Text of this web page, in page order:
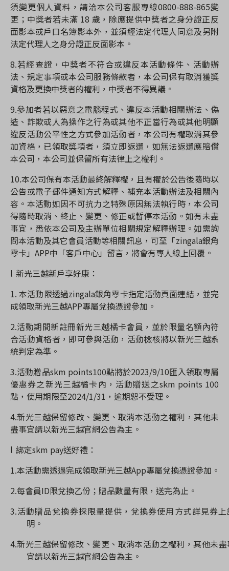
須變更個人資料，請洽本公司客服專線0800-888-865變
更；中獎者若未滿 18 歲，除應提供中獎者之身分證正反
面影本或戶口名簿影本外，並須經法定代理人同意及另附
法定代理人之身分證正反面影本。
8.若經查證，中獎者不符合或違反本活動條件、活動辦
法、規定事項或本公司服務條款者，本公司保有取消獲獎
資格及更換中獎者的權利，中獎者不得異議。
9.參加者若以惡意之電腦程式、違反本活動相關辦法、偽
造、詐欺或人為操作之行為或其他不正當行為或其他明顯
違反活動公平性之方式參加活動者，本公司有權取消其參
加資格，已領取獎項者，須立即返還，如無法返還應賠償
本公司，本公司並保留所有法律上之權利。
10.本公司保有本活動最終解釋權，且有權於公告後隨時以
公告或電子郵件通知方式解釋、補充本活動辦法及相關內
容。本活動如因不可抗力之特殊原因無法執行時，本公司
得隨時取消、終止、變更、修正或暫停本活動。如有未盡
事宜，悉依本公司及主辦單位相關規定解釋辦理。如需詢
問本活動及其它會員活動等相關訊息，可至「zingala銀角
零卡」 APP中「客戶中心」留言，將會有專人線上回覆。
l 新光三越新戶享好康 ：
1.本活動限透過zingala銀角零卡指定活動頁面連結，並完
成領取新光三越APP專屬兌換憑證參加。
2.活動期間新註冊新光三越橘卡會員，並於限量名額內符
合活動資格者，即可參與活動，活動檢核將以新光三越系
統判定為準。
3.活動贈品skm points100點將於2023/9/10匯入領取專屬
優惠券之新光三越橘卡內，活動贈送之skm points 100
點，使用期限至2024/1/31 ，逾期恕不受理。
4.新光三越保留修改、變更、取消本活動之權利，其他未
盡事宜請以新光三越官網公告為主。
l 綁定skm pay送好禮：
1.本活動需透過完成領取新光三越App專屬兌換憑證參加。
2.每會員ID限兌換乙份；贈品數量有限，送完為止。
3.活動贈品兌換券採限量提供，兌換券使用方式詳見券上
明。
4.新光三越保留修改、變更、取消本活動之權利，其他未盡
宜請以新光三越官網公告為主。